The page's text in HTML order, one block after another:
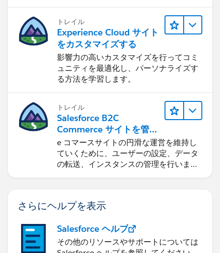
トレイル
Experience Cloud サイト
をカスタマイズする
影響力の高いカスタマイズを行ってコミ
ュニティを最適化し、パーソナライズす
る方法を学習します。
トレイル
Salesforce B2C
Commerce サイトを管理
する
e コマースサイトの円滑な運営を維持し
ていくために、ユーザーの設定、データ
の転送、インスタンスの管理を行いま
さらにヘルプを表示
Salesforce ヘルプ
その他のリソースやサポートについては